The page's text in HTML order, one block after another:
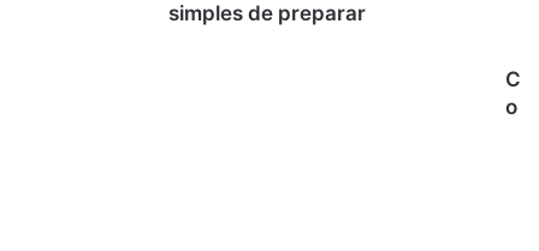
simples de preparar
C
o